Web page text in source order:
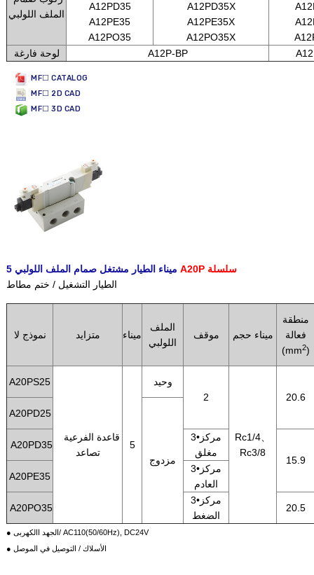
الملف اللولبي
A12PD35
A12PE35
A12PO35
A12PD35X
A12PE35X
A12PO35X
لوحة فارغة
A12P-BP
MF☐ CATALOG
MF☐ 2D CAD
MF☐ 3D CAD
5 ميناء الطيار مشتغل صمام الملف اللولبي
A20P سلسلة
الطيار التشغيل / ختم مطاط
نموذج لا متزايد ميناء
الملف
اللولبي
موقف ميناء حجم
منطقة
فعالة
(mm2)
A20PS25
تصاعد
5
وحيد
2
Rc1/4、
Rc3/8
20.6
A20PD25
مزدوج
A20PD35
3•مركز
مغلق
15.9
A20PE35
3•مركز
العادم
A20PO35
3•مركز
الضغط
20.5
● الجهد االكهربى/ AC110(50/60Hz), DC24V
● الأسلاك / التوصيل في الموصل